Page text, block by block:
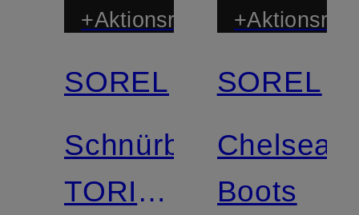
+Aktionsrabatt
SOREL
Schnürboots
TORINO™
SOREL
Chelsea-
Boots